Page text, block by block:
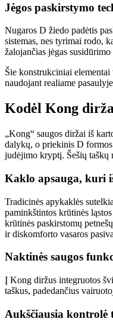
Jėgos paskirstymo
Nugaros D žiedo padėtis
sistemas, nes tyrimai rodo,
žalojančias jėgas
Šie konstrukciniai
naudojant realiame
Kodėl Kong
„Kong“ saugos diržai iš
dalykų, o priekinis D
judėjimo kryptį. Šešių taškų
Kaklo apsauga, kuri
Tradicinės apykaklės
paminkštintos krūtinės
krūtinės paskirstomų
ir diskomforto vasaros
Naktinės saugos
Į Kong diržus integruotos
taškus, padedančius
Aukščiausia kontrolė